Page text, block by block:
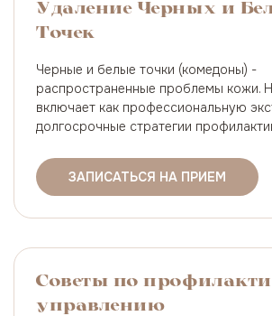
Удаление Черных и
Точек
Черные и белые точки (комедоны) -
распространенные проблемы кожи.
включает как профессиональную
долгосрочные стратегии
ЗАПИСАТЬСЯ НА ПРИЕМ
Советы по
управлению